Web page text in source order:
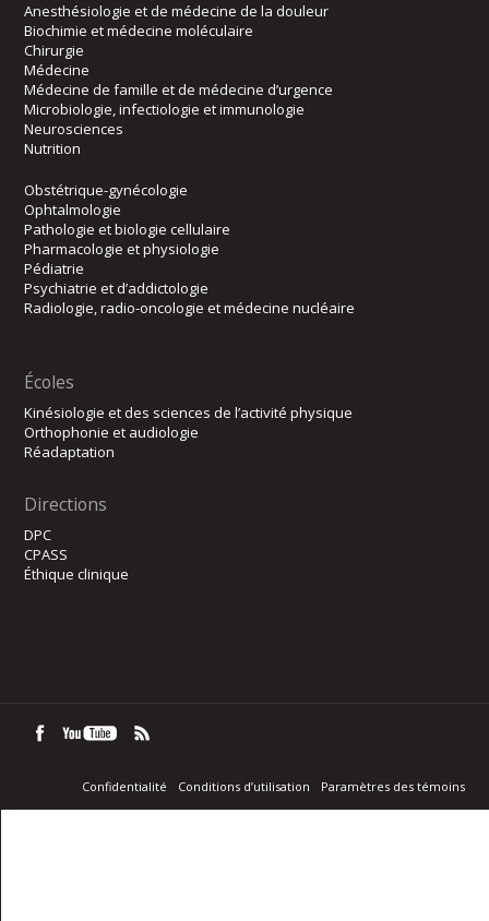
Anesthésiologie et de médecine de la douleur
Biochimie et médecine moléculaire
Chirurgie
Médecine
Médecine de famille et de médecine d’urgence
Microbiologie, infectiologie et immunologie
Neurosciences
Nutrition
Obstétrique-gynécologie
Ophtalmologie
Pathologie et biologie cellulaire
Pharmacologie et physiologie
Pédiatrie
Psychiatrie et d’addictologie
Radiologie, radio-oncologie et médecine nucléaire
Écoles
Kinésiologie et des sciences de l’activité physique
Orthophonie et audiologie
Réadaptation
Directions
DPC
CPASS
Éthique clinique
Confidentialité Conditions d’utilisation Paramètres des témoins